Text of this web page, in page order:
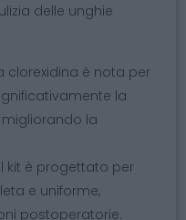
delle unghie
clorexidina è nota per
la
la
Il kit è progettato per
e uniforme,
postoperatorie.